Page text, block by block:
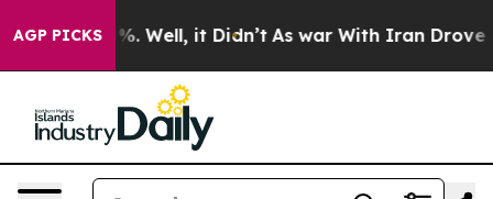
AGP PICKS40%. Well, it Didn’t As war With Iran Drove oil